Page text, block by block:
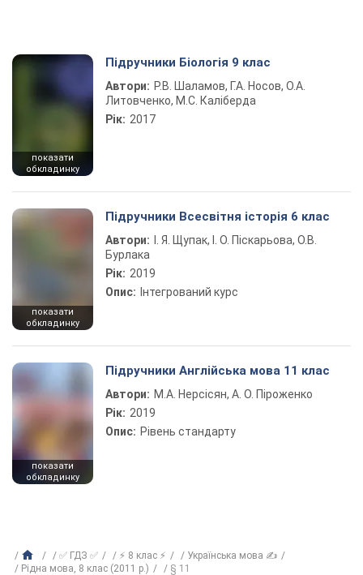
показати
обкладинку
Підручники Біологія 9 клас
Автори: Р.В. Шаламов, Г.А. Носов, О.А.
Литовченко, М.С. Каліберда
Рік: 2017
показати
обкладинку
Підручники Всесвітня історія 6 клас
Автори:
І. Я. Щупак, І. О. Піскарьова, О.В.
Бурлака
Рік: 2019
Опис: Інтегрований курс
показати
обкладинку
Підручники Англійська мова 11 клас
Автори: М.А. Нерсісян, А. О. Піроженко
Рік: 2019
Опис: Рівень стандарту
✅ ГДЗ ✅ ⚡ 8 клас ⚡
Українська мова ✍
Рідна мова, 8 клас (2011 р.)
§ 11